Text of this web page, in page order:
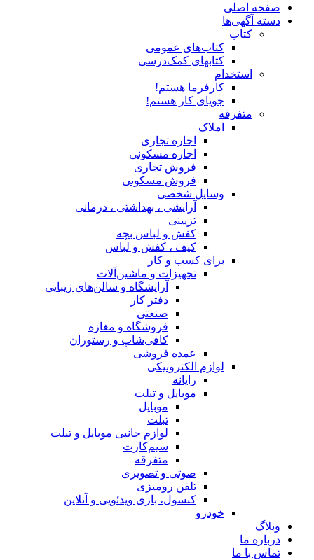
صفحه اصلی
دسته آگهی‌ها
کتاب
کتاب‌های عمومی
کتابهای کمک‌درسی
استخدام
کارفرما هستم!
جویای کار هستم!
متفرقه
املاک
اجاره تجاری
اجاره مسکونی
فروش تجاری
فروش مسکونی
وسایل شخصی
آرایشی ، بهداشتی ، درمانی
تزیینی
کفش و لباس بچه
کیف ، کفش و لباس
برای کسب و کار
تجهیزات و ماشین‌آلات
آرایشگاه و سالن‌های زیبایی
دفتر کار
صنعتی
فروشگاه و مغازه
کافی‌شاپ و رستوران
عمده فروشی
لوازم الکترونیکی
رایانه
موبایل و تبلت
موبایل
تبلت
لوازم جانبی موبایل و تبلت
سیم‌کارت
متفرقه
صوتی و تصویری
تلفن رومیزی
کنسول، بازی‌ ویدئویی و آنلاین
خودرو
وبلاگ
درباره ما
تماس با ما